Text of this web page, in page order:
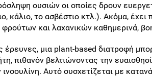
ουσιών οι οποίες δρουν
κάλιο, το ασβέστιο κτλ.). Ακόμα,
και λαχανικών καθημερινά,
έρευνες, μια plant-based διατροφή
πιθανόν βελτιώνοντας την
ινσουλίνη. Αυτό συσχετίζεται με